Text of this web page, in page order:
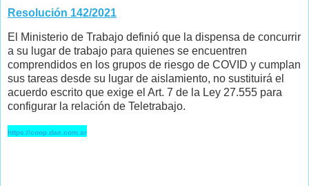
Resolución 142/2021
El Ministerio de Trabajo definió que la dispensa de concurrir
a su lugar de trabajo para quienes se encuentren
comprendidos en los grupos de riesgo de COVID y cumplan
sus tareas desde su lugar de aislamiento, no sustituirá el
acuerdo escrito que exige el Art. 7 de la Ley 27.555 para
configurar la relación de Teletrabajo.
https://coop.dae.com.ar